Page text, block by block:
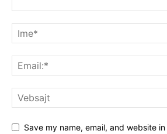
Save my name, email, and website